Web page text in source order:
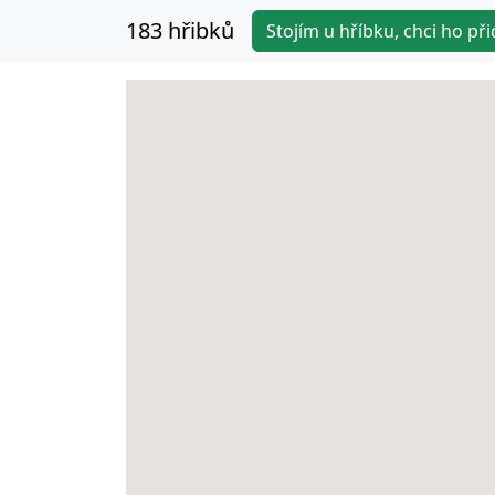
183 hřibků Stojím u hříbku, chci ho